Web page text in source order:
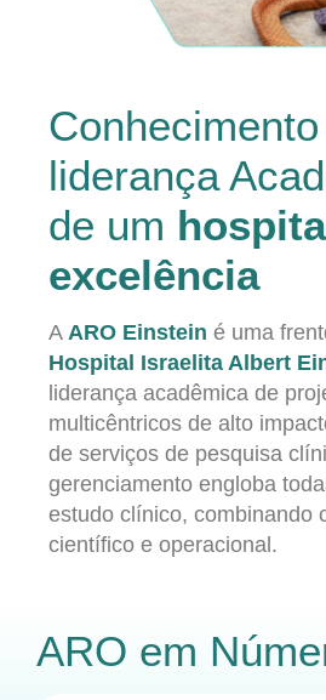
liderança
de um
excelência
A ARO Einstein é uma
Hospital Israelita Albert
liderança acadêmica de
multicêntricos de alto
de serviços de pesquisa
gerenciamento engloba
estudo clínico, combinando
científico e operacional.
ARO em